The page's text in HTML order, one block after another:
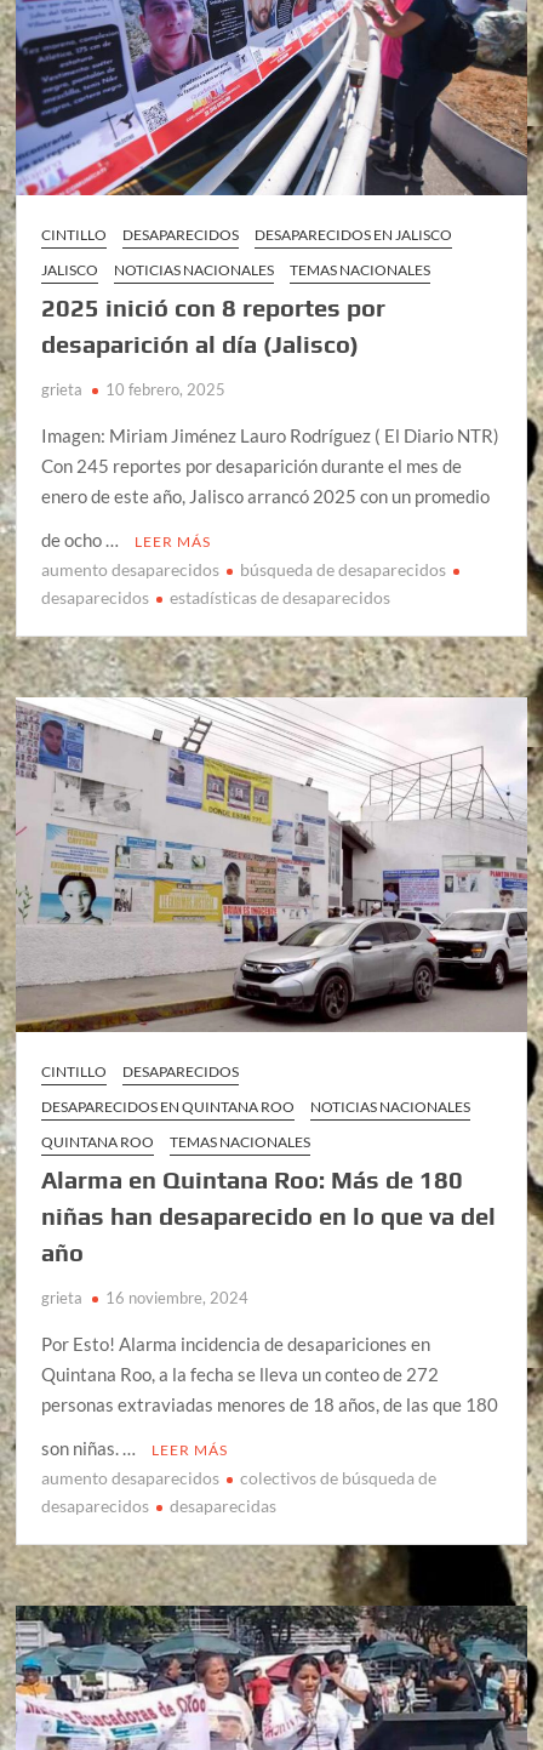
CINTILLO DESAPARECIDOS
DESAPARECIDOS EN JALISCO
JALISCO
NOTICIAS NACIONALES TEMAS NACIONALES
2025 inició con 8 reportes por
desaparición al día (Jalisco)
grieta 10 febrero, 2025
Imagen: Miriam Jiménez Lauro Rodríguez ( El Diario NTR)
Con 245 reportes por desaparición durante el mes de
enero de este año, Jalisco arrancó 2025 con un promedio
de ocho …
LEER MÁS
aumento desaparecidos
búsqueda de desaparecidos
desaparecidos
estadísticas de desaparecidos
CINTILLO
DESAPARECIDOS
DESAPARECIDOS EN QUINTANA ROO
NOTICIAS NACIONALES
QUINTANA ROO
TEMAS NACIONALES
Alarma en Quintana Roo: Más de 180
niñas han desaparecido en lo que va del
año
grieta 16 noviembre, 2024
Por Esto! Alarma incidencia de desapariciones en
Quintana Roo, a la fecha se lleva un conteo de 272
personas extraviadas menores de 18 años, de las que 180
son niñas. …
LEER MÁS
aumento desaparecidos
colectivos de búsqueda de
desaparecidos
desaparecidas